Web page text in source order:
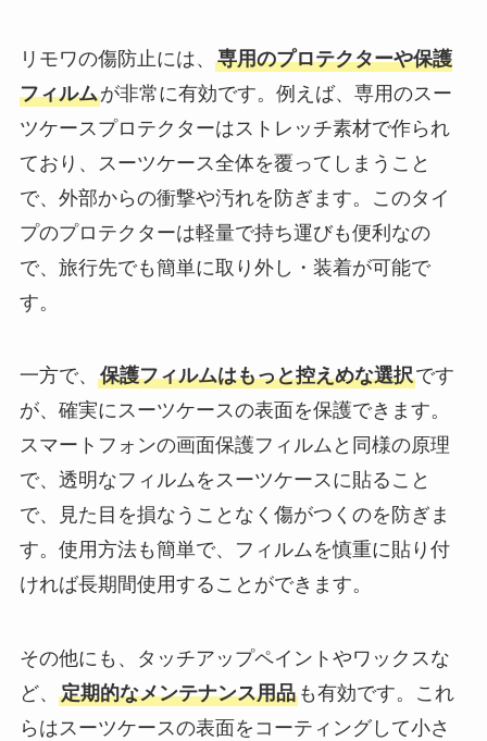
リモワの傷防止には、 専用のプロテクターや保護
フィルムが非常に有効です。例えば、専用のスー
ツケースプロテクターはストレッチ素材で作られ
ており、スーツケース全体を覆ってしまうこと
で、外部からの衝撃や汚れを防ぎます。このタイ
プのプロテクターは軽量で持ち運びも便利なの
で、旅行先でも簡単に取り外し・装着が可能で
す。
一方で、 保護フィルムはもっと控えめな選択です
が、確実にスーツケースの表面を保護できます。
スマートフォンの画面保護フィルムと同様の原理
で、透明なフィルムをスーツケースに貼ること
で、見た目を損なうことなく傷がつくのを防ぎま
す。使用方法も簡単で、フィルムを慎重に貼り付
ければ長期間使用することができます。
その他にも、タッチアップペイントやワックスな
ど、 定期的なメンテナンス用品も有効です。これ
らはスーツケースの表面をコーティングして小さ